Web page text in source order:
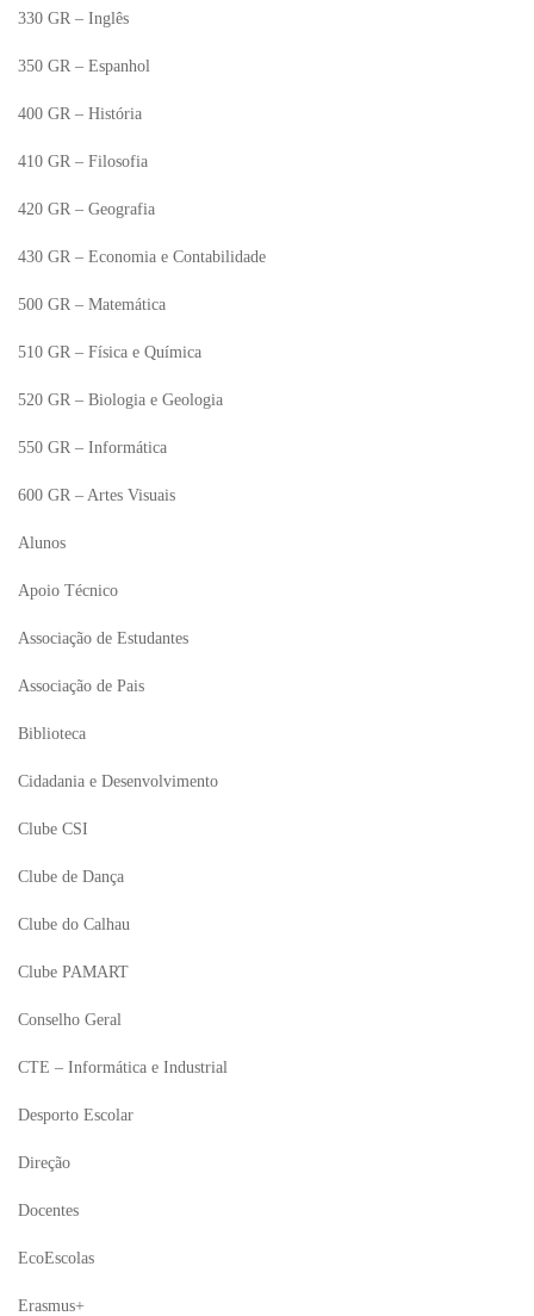
330 GR – Inglês
350 GR – Espanhol
400 GR – História
410 GR – Filosofia
420 GR – Geografia
430 GR – Economia e Contabilidade
500 GR – Matemática
510 GR – Física e Química
520 GR – Biologia e Geologia
550 GR – Informática
600 GR – Artes Visuais
Alunos
Apoio Técnico
Associação de Estudantes
Associação de Pais
Biblioteca
Cidadania e Desenvolvimento
Clube CSI
Clube de Dança
Clube do Calhau
Clube PAMART
Conselho Geral
CTE – Informática e Industrial
Desporto Escolar
Direção
Docentes
EcoEscolas
Erasmus+